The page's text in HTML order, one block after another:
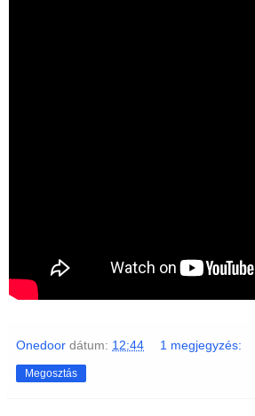
Onedoor dátum: 12:44 1 megjegyzés:
Megosztás